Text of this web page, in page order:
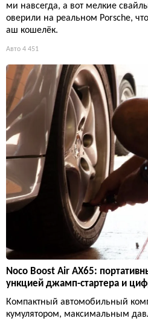
ми навсегда, а вот мелкие
оверили на реальном Porsche,
аш кошелёк.
Авто 4 451
Noco Boost Air AX65:
ункцией джамп-стартера и
Компактный автомобильный
кумулятором, максимальным